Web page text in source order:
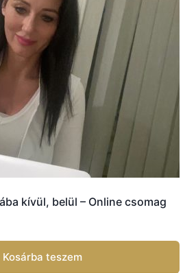
kívül, belül – Online csomag
Kosárba teszem